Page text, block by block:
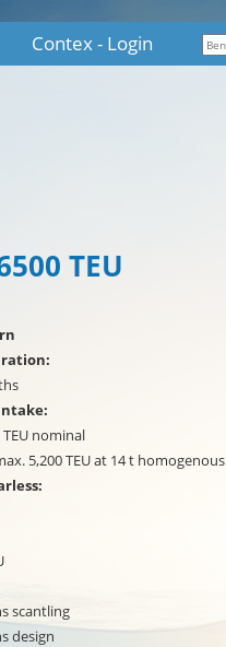
Contex - Login
TEU
TEU nominal
5,200 TEU at 14 t homogenous
scantling
design